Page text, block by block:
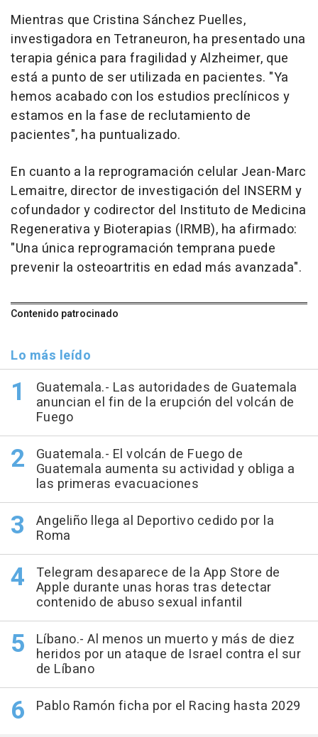
Mientras que Cristina Sánchez Puelles,
investigadora en Tetraneuron, ha presentado una
terapia génica para fragilidad y Alzheimer, que
está a punto de ser utilizada en pacientes. "Ya
hemos acabado con los estudios preclínicos y
estamos en la fase de reclutamiento de
pacientes", ha puntualizado.
En cuanto a la reprogramación celular Jean-Marc
Lemaitre, director de investigación del INSERM y
cofundador y codirector del Instituto de Medicina
Regenerativa y Bioterapias (IRMB), ha afirmado:
"Una única reprogramación temprana puede
prevenir la osteoartritis en edad más avanzada".
Contenido patrocinado
Lo más leído
Guatemala.- Las autoridades de Guatemala
anuncian el fin de la erupción del volcán de
Fuego
Guatemala.- El volcán de Fuego de
Guatemala aumenta su actividad y obliga a
las primeras evacuaciones
Angeliño llega al Deportivo cedido por la
Roma
Telegram desaparece de la App Store de
Apple durante unas horas tras detectar
contenido de abuso sexual infantil
Líbano.- Al menos un muerto y más de diez
heridos por un ataque de Israel contra el sur
de Líbano
Pablo Ramón ficha por el Racing hasta 2029